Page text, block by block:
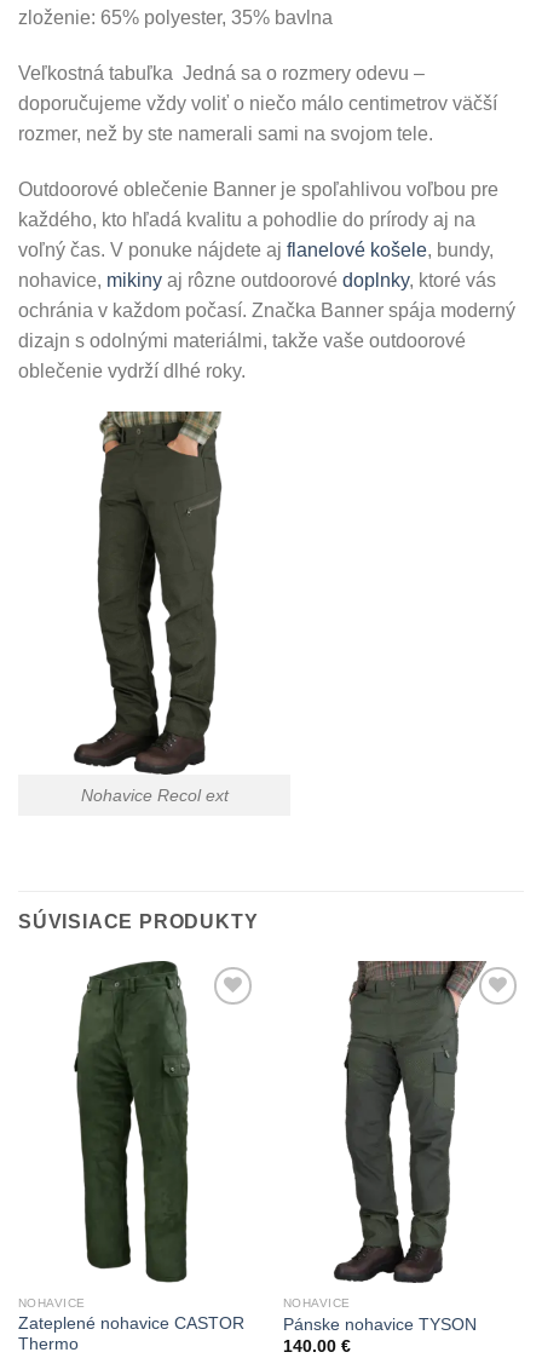
zloženie: 65% polyester, 35% bavlna
Veľkostná tabuľka Jedná sa o rozmery odevu –
doporučujeme vždy voliť o niečo málo centimetrov väčší
rozmer, než by ste namerali sami na svojom tele.
Outdoorové oblečenie Banner je spoľahlivou voľbou pre
každého, kto hľadá kvalitu a pohodlie do prírody aj na
voľný čas. V ponuke nájdete aj flanelové košele, bundy,
nohavice, mikiny aj rôzne outdoorové doplnky, ktoré vás
ochránia v každom počasí. Značka Banner spája moderný
dizajn s odolnými materiálmi, takže vaše outdoorové
oblečenie vydrží dlhé roky.
Nohavice Recol ext
SÚVISIACE PRODUKTY
NOHAVICE
Zateplené nohavice CASTOR
Thermo
NOHAVICE
Pánske nohavice TYSON
140.00 €